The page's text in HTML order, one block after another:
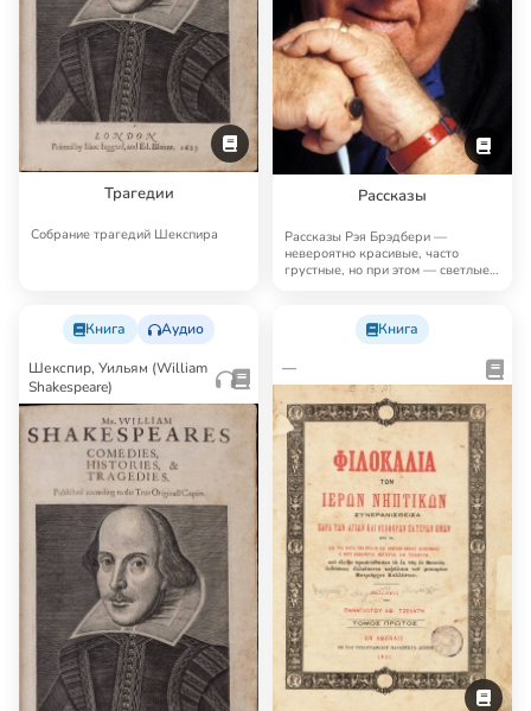
Трагедии
Собрание трагедий Шекспира
Рассказы
Рассказы Рэя Брэдбери —
невероятно красивые, часто
грустные, но при этом — светлые,
Книга Аудио
Шекспир, Уильям (William
Shakespeare)
Книга
—